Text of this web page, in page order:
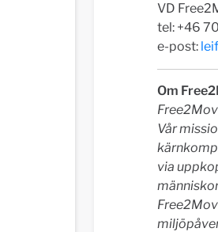
VD
tel: +46
e-post:
Om
Vår
via